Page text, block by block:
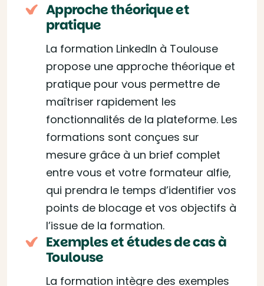
Approche théorique et
pratique
La formation LinkedIn à Toulouse
propose une approche théorique et
pratique pour vous permettre de
maîtriser rapidement les
fonctionnalités de la plateforme. Les
formations sont conçues sur
mesure grâce à un brief complet
entre vous et votre formateur alfie,
qui prendra le temps d’identifier vos
points de blocage et vos objectifs à
l’issue de la formation.
Exemples et études de cas à
Toulouse
La formation intègre des exemples